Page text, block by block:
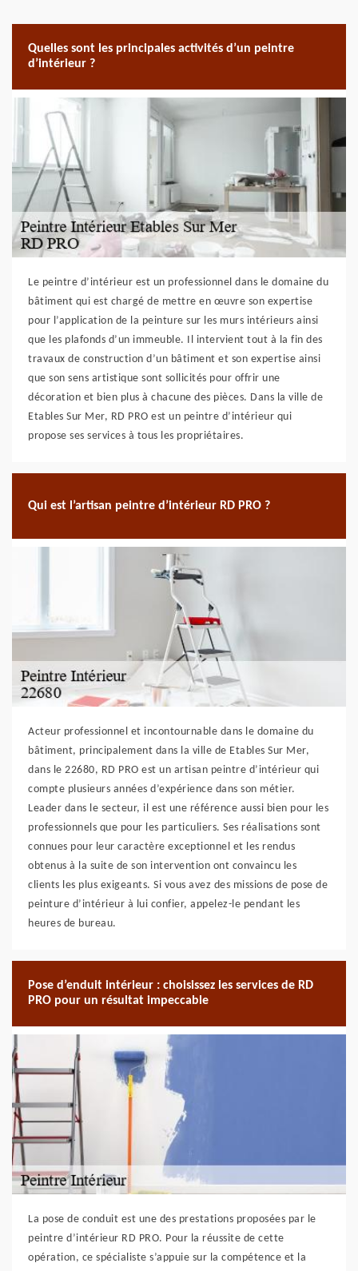
Quelles sont les principales activités d’un peintre
d’intérieur ?
Le peintre d’intérieur est un professionnel dans le domaine du
bâtiment qui est chargé de mettre en œuvre son expertise
pour l’application de la peinture sur les murs intérieurs ainsi
que les plafonds d’un immeuble. Il intervient tout à la fin des
travaux de construction d’un bâtiment et son expertise ainsi
que son sens artistique sont sollicités pour offrir une
décoration et bien plus à chacune des pièces. Dans la ville de
Etables Sur Mer, RD PRO est un peintre d’intérieur qui
propose ses services à tous les propriétaires.
Qui est l’artisan peintre d’intérieur RD PRO ?
Acteur professionnel et incontournable dans le domaine du
bâtiment, principalement dans la ville de Etables Sur Mer,
dans le 22680, RD PRO est un artisan peintre d’intérieur qui
compte plusieurs années d’expérience dans son métier.
Leader dans le secteur, il est une référence aussi bien pour les
professionnels que pour les particuliers. Ses réalisations sont
connues pour leur caractère exceptionnel et les rendus
obtenus à la suite de son intervention ont convaincu les
clients les plus exigeants. Si vous avez des missions de pose de
peinture d’intérieur à lui confier, appelez-le pendant les
heures de bureau.
Pose d’enduit intérieur : choisissez les services de RD
PRO pour un résultat impeccable
La pose de conduit est une des prestations proposées par le
peintre d’intérieur RD PRO. Pour la réussite de cette
opération, ce spécialiste s’appuie sur la compétence et la